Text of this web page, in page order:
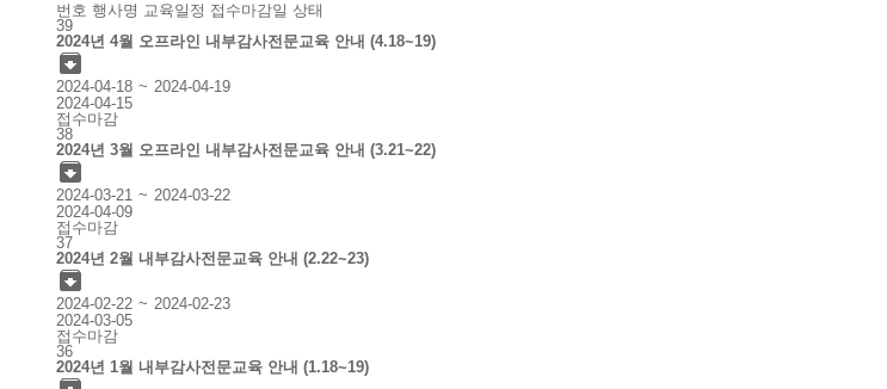
번호 행사명 교육일정 접수마감일 상태
39
2024년 4월 오프라인 내부감사전문교육 안내 (4.18~19)

2024-04-18
2024-04-19
2024-04-15
접수마감
38
2024년 3월 오프라인 내부감사전문교육 안내 (3.21~22)

2024-03-21
2024-03-22
2024-04-09
접수마감
37
2024년 2월 내부감사전문교육 안내 (2.22~23)

2024-02-22
2024-02-23
2024-03-05
접수마감
36
2024년 1월 내부감사전문교육 안내 (1.18~19)